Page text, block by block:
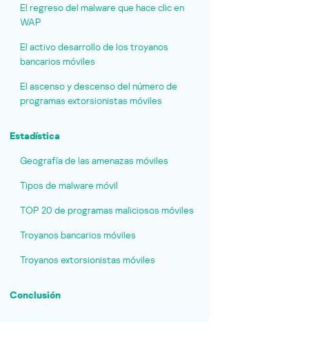
El regreso del malware que hace clic en
WAP
El activo desarrollo de los troyanos
bancarios móviles
El ascenso y descenso del número de
programas extorsionistas móviles
Estadística
Geografía de las amenazas móviles
Tipos de malware móvil
TOP 20 de programas maliciosos móviles
Troyanos bancarios móviles
Troyanos extorsionistas móviles
Conclusión